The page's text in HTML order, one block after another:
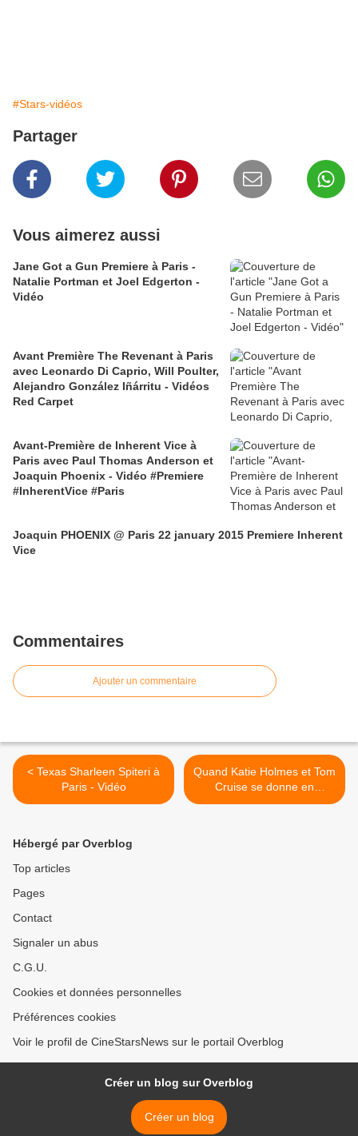
#Stars-vidéos
Partager
Vous aimerez aussi
Jane Got a Gun Premiere à Paris -
Natalie Portman et Joel Edgerton -
Vidéo
Avant Première The Revenant à Paris
avec Leonardo Di Caprio, Will Poulter,
Alejandro González Iñárritu - Vidéos
Red Carpet
Avant-Première de Inherent Vice à
Paris avec Paul Thomas Anderson et
Joaquin Phoenix - Vidéo #Premiere
#InherentVice #Paris
Joaquin PHOENIX @ Paris 22 january 2015 Premiere Inherent
Vice
Commentaires
Ajouter un commentaire
< Texas Sharleen Spiteri à
Paris - Vidéo
Quand Katie Holmes et Tom
Cruise se donne en
spectacle...-Vidéo >
Hébergé par Overblog
Top articles
Pages
Contact
Signaler un abus
C.G.U.
Cookies et données personnelles
Préférences cookies
Voir le profil de CineStarsNews sur le portail Overblog
Créer un blog sur Overblog
Créer un blog